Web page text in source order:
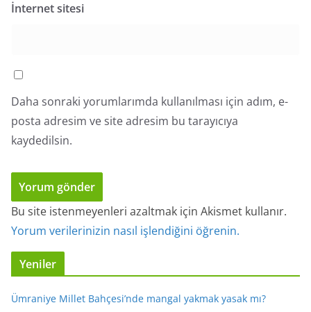
İnternet sitesi
Daha sonraki yorumlarımda kullanılması için adım, e-
posta adresim ve site adresim bu tarayıcıya
kaydedilsin.
Bu site istenmeyenleri azaltmak için Akismet kullanır.
Yorum verilerinizin nasıl işlendiğini öğrenin.
Yeniler
Ümraniye Millet Bahçesi’nde mangal yakmak yasak mı?